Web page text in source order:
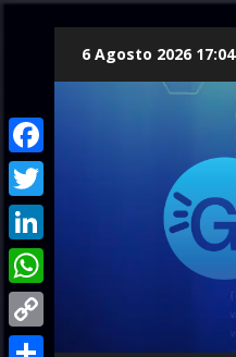
6 Agosto 2026 17:04
Facebook
Twitter
LinkedIn
WhatsApp
Copy